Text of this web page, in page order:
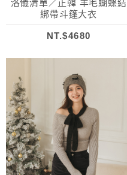
洛儀清單／正韓 羊毛蝴蝶結
綁帶斗篷大衣
NT.$4680